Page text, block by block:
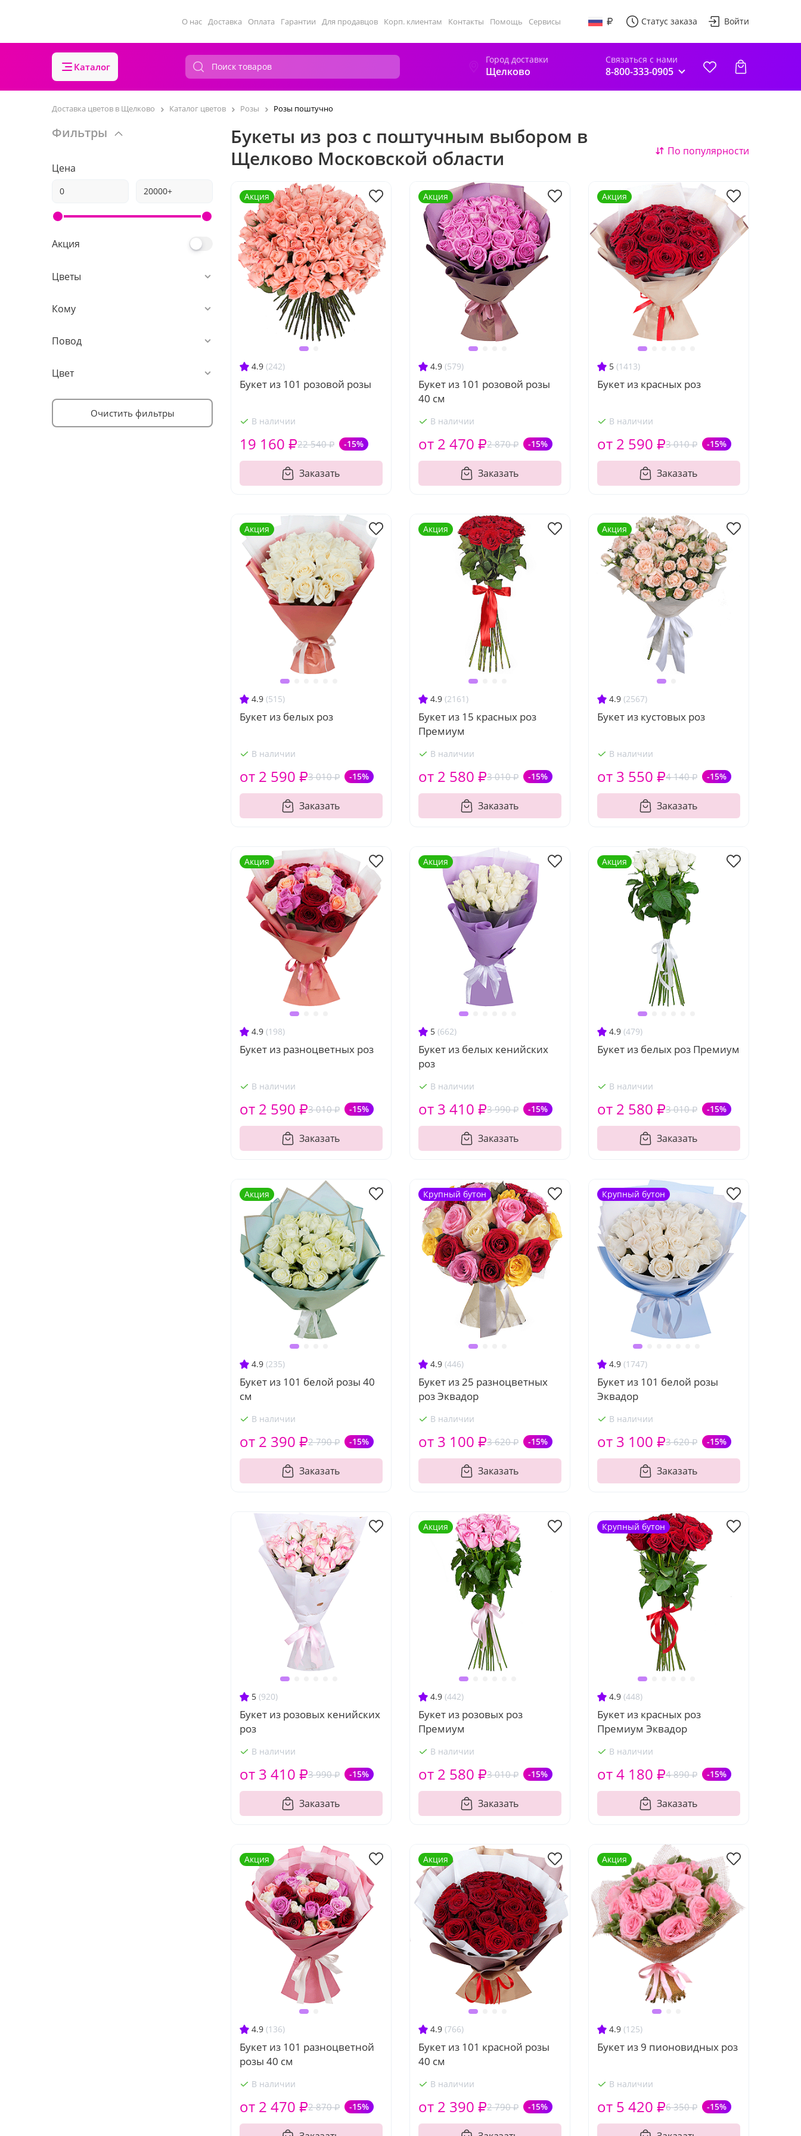
О нас Доставка Оплата Гарантии Для продавцов Корп. клиентам Контакты Помощь Сервисы Статус заказа Войти
Каталог
Город доставки
Щелково
Связаться с нами
8-800-333-0905
Доставка цветов в Щелково Каталог цветов Розы Розы поштучно
Фильтры
Цена
Акция
Цветы
Кому
Повод
Цвет
Очистить фильтры
Букеты из роз с поштучным выбором в
Щелково Московской области
По популярности
4.9 (242)
Букет из 101 розовой розы
В наличии
22 540 ₽ -15%
19 160 ₽
Заказать
Акция
4.9 (579)
Букет из 101 розовой розы
40 см
В наличии
2 870 ₽ -15%
от 2 470 ₽
Заказать
Акция
5 (1413)
Букет из красных роз
В наличии
3 010 ₽ -15%
от 2 590 ₽
Заказать
Акция
4.9 (515)
Букет из белых роз
В наличии
3 010 ₽ -15%
от 2 590 ₽
Заказать
Акция
4.9 (2161)
Букет из 15 красных роз
Премиум
В наличии
3 010 ₽ -15%
от 2 580 ₽
Заказать
Акция
4.9 (2567)
Букет из кустовых роз
В наличии
4 140 ₽ -15%
от 3 550 ₽
Заказать
Акция
4.9 (198)
Букет из разноцветных роз
В наличии
3 010 ₽ -15%
от 2 590 ₽
Заказать
Акция
5 (662)
Букет из белых кенийских
роз
В наличии
3 990 ₽ -15%
от 3 410 ₽
Заказать
Акция
4.9 (479)
Букет из белых роз Премиум
В наличии
3 010 ₽ -15%
от 2 580 ₽
Заказать
Акция
4.9 (235)
Букет из 101 белой розы 40
см
В наличии
2 790 ₽ -15%
от 2 390 ₽
Заказать
Акция
4.9 (446)
Букет из 25 разноцветных
роз Эквадор
В наличии
3 620 ₽ -15%
от 3 100 ₽
Заказать
Крупный бутон
4.9 (1747)
Букет из 101 белой розы
Эквадор
В наличии
3 620 ₽ -15%
от 3 100 ₽
Заказать
Крупный бутон
5 (920)
Букет из розовых кенийских
роз
В наличии
3 990 ₽ -15%
от 3 410 ₽
Заказать
4.9 (442)
Букет из розовых роз
Премиум
В наличии
3 010 ₽ -15%
от 2 580 ₽
Заказать
Акция
4.9 (448)
Букет из красных роз
Премиум Эквадор
В наличии
4 890 ₽ -15%
от 4 180 ₽
Заказать
Крупный бутон
4.9 (136)
Букет из 101 разноцветной
розы 40 см
В наличии
2 870 ₽ -15%
от 2 470 ₽
Акция
4.9 (766)
Букет из 101 красной розы
40 см
В наличии
2 790 ₽ -15%
от 2 390 ₽
Акция
4.9 (125)
Букет из 9 пионовидных роз
В наличии
6 350 ₽ -15%
от 5 420 ₽
Акция